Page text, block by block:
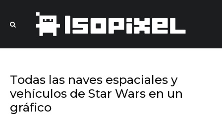
Todas las naves espaciales y
vehículos de Star Wars en un
gráfico